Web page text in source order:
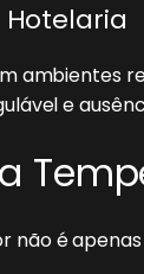
Hotelaria
ambientes
e
não é